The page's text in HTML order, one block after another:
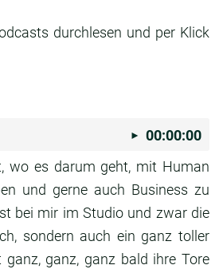
durchlesen und per Klick
00:00:00
wo es darum geht, mit Human
und gerne auch Business zu
bei mir im Studio und zwar die
sondern auch ein ganz toller
ganz, ganz, ganz bald ihre Tore